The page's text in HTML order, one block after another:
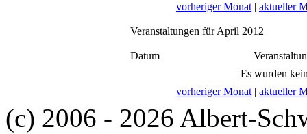
vorheriger Monat | aktueller
Veranstaltungen für April 2012
Datum
Es wurden
vorheriger Monat | aktueller
(c) 2006 - 2026 Albert-